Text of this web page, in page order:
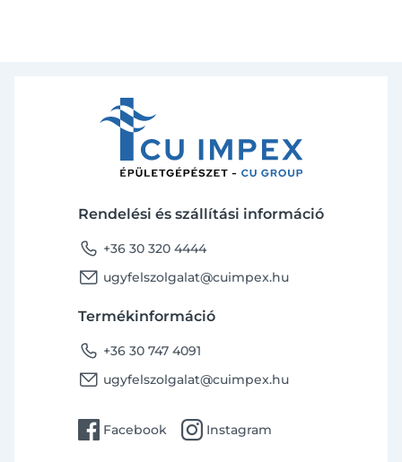
Rendelési és szállítási információ
phone +36 30 320 4444
email ugyfelszolgalat@cuimpex.hu
Termékinformáció
phone +36 30 747 4091
email ugyfelszolgalat@cuimpex.hu
facebook Facebook instagram Instagram